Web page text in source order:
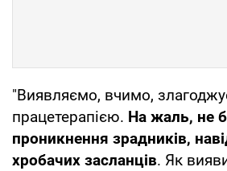
"Виявляємо, вчимо,
працетерапією. На жаль, не
проникнення зрадників,
хробачих засланців. Як